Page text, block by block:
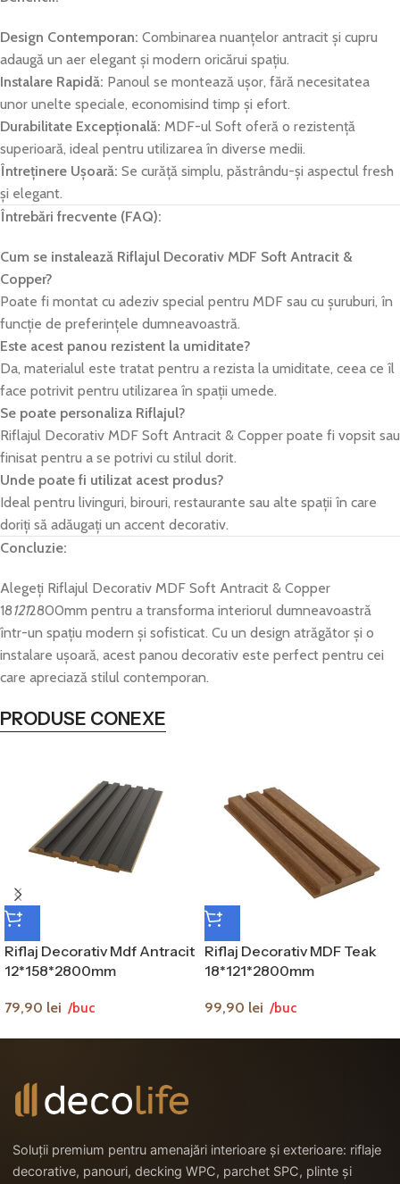
Design Contemporan: Combinarea nuanțelor antracit și cupru
adaugă un aer elegant și modern oricărui spațiu.
Instalare Rapidă: Panoul se montează ușor, fără necesitatea
unor unelte speciale, economisind timp și efort.
Durabilitate Excepțională: MDF-ul Soft oferă o rezistență
superioară, ideal pentru utilizarea în diverse medii.
Întreținere Ușoară: Se curăță simplu, păstrându-și aspectul fresh
și elegant.
Întrebări frecvente (FAQ):
Cum se instalează Riflajul Decorativ MDF Soft Antracit &
Copper?
Poate fi montat cu adeziv special pentru MDF sau cu șuruburi, în
funcție de preferințele dumneavoastră.
Este acest panou rezistent la umiditate?
Da, materialul este tratat pentru a rezista la umiditate, ceea ce îl
face potrivit pentru utilizarea în spații umede.
Se poate personaliza Riflajul?
Riflajul Decorativ MDF Soft Antracit & Copper poate fi vopsit sau
finisat pentru a se potrivi cu stilul dorit.
Unde poate fi utilizat acest produs?
Ideal pentru livinguri, birouri, restaurante sau alte spații în care
doriți să adăugați un accent decorativ.
Concluzie:
Alegeți Riflajul Decorativ MDF Soft Antracit & Copper
181212800mm pentru a transforma interiorul dumneavoastră
într-un spațiu modern și sofisticat. Cu un design atrăgător și o
instalare ușoară, acest panou decorativ este perfect pentru cei
care apreciază stilul contemporan.
PRODUSE CONEXE
Riflaj Decorativ Mdf Antracit
12*158*2800mm
79,90 lei /buc
Riflaj Decorativ MDF Teak
18*121*2800mm
99,90 lei /buc
Soluții premium pentru amenajări interioare și exterioare: riflaje
decorative, panouri, decking WPC, parchet SPC, plinte și